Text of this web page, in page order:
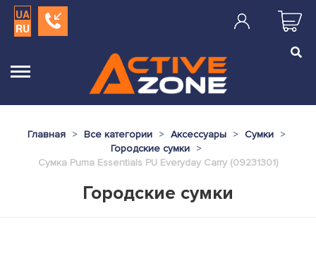
UA
RU
Главная Все категории Аксессуары
Сумки
Городские сумки
Сумка Puma Essentials PU Everyday Carry (09231301)
Городские сумки